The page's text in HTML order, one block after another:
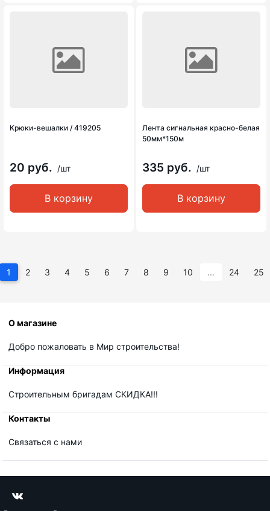
Крюки-вешалки / 419205
20 руб. /шт
В корзину
Лента сигнальная красно-белая
50мм*150м
335 руб. /шт
В корзину
1 2 3 4 5 6 7 8 9 10 ... 24 25
О магазине
Добро пожаловать в Мир строительства!
Информация
Строительным бригадам СКИДКА!!!
Контакты
Связаться с нами